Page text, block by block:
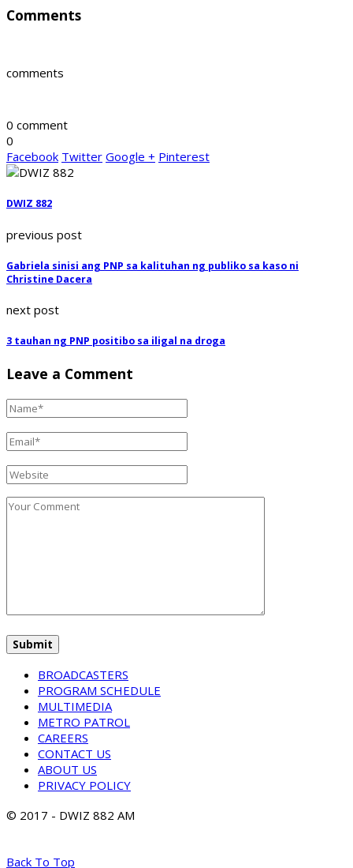
Comments
comments
0 comment
0
Facebook Twitter Google + Pinterest
DWIZ 882
previous post
Gabriela sinisi ang PNP sa kalituhan ng publiko sa kaso ni
Christine Dacera
next post
3 tauhan ng PNP positibo sa iligal na droga
Leave a Comment
BROADCASTERS
PROGRAM SCHEDULE
MULTIMEDIA
METRO PATROL
CAREERS
CONTACT US
ABOUT US
PRIVACY POLICY
© 2017 - DWIZ 882 AM
Back To Top